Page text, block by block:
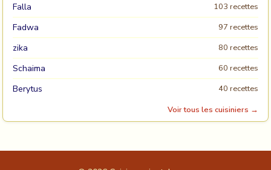
Falla 103 recettes
Fadwa 97 recettes
zika 80 recettes
Schaima 60 recettes
Berytus
40 recettes
Voir tous les cuisiniers →